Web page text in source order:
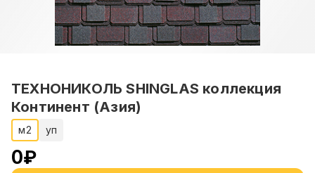
ТЕХНОНИКОЛЬ SHINGLAS коллекция
Континент (Азия)
м2 уп
0₽